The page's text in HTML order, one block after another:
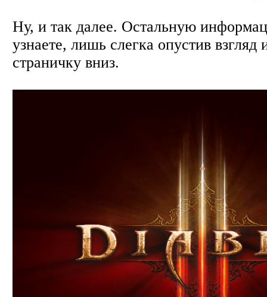
Ну, и так далее. Остальную
узнаете, лишь слегка опустив взгляд
страничку вниз.